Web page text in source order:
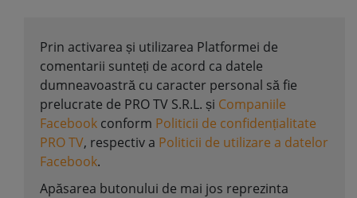
Prin activarea și utilizarea Platformei de
comentarii sunteți de acord ca datele
dumneavoastră cu caracter personal să fie
prelucrate de PRO TV S.R.L. și Companiile
Facebook conform Politicii de confidențialitate
PRO TV, respectiv a Politicii de utilizare a datelor
Facebook.
Apăsarea butonului de mai jos reprezinta